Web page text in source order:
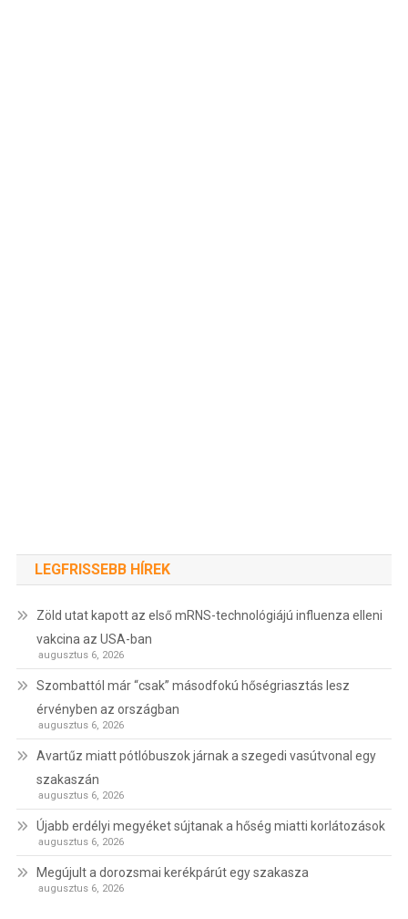
LEGFRISSEBB HÍREK
Zöld utat kapott az első mRNS-technológiájú influenza elleni
vakcina az USA-ban
augusztus 6, 2026
Szombattól már “csak” másodfokú hőségriasztás lesz
érvényben az országban
augusztus 6, 2026
Avartűz miatt pótlóbuszok járnak a szegedi vasútvonal egy
szakaszán
augusztus 6, 2026
Újabb erdélyi megyéket sújtanak a hőség miatti korlátozások
augusztus 6, 2026
Megújult a dorozsmai kerékpárút egy szakasza
augusztus 6, 2026